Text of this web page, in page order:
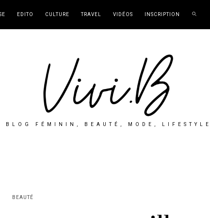
EDITO CULTURE TRAVEL VIDÉOS INSCRIPTION
BLOG FÉMININ, BEAUTÉ, MODE, LIFESTYLE
BEAUTÉ